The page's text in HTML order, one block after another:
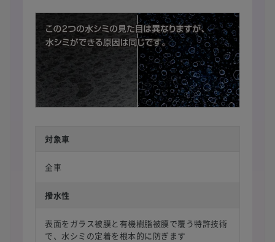
対象車
全車
撥水性
表面をガラス被膜と有機樹脂被膜で覆う特許技術
で、水シミの定着を根本的に防ぎます